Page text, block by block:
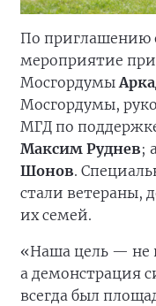
По приглашению
мероприятие
Мосгордумы
Мосгордумы,
МГД по
Максим Руднев;
Шонов.
стали ветераны,
их семей.
«Наша цель — не
а демонстрация
всегда был